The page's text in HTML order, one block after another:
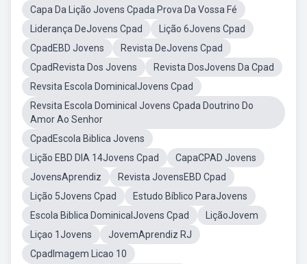
Capa Da Lição Jovens Cpada Prova Da Vossa Fé
Liderança DeJovens Cpad
Lição 6Jovens Cpad
CpadEBD Jovens
Revista DeJovens Cpad
CpadRevista Dos Jovens
Revista DosJovens Da Cpad
Revsita Escola DominicalJovens Cpad
Revsita Escola Dominical Jovens Cpada Doutrino Do
Amor Ao Senhor
CpadEscola Biblica Jovens
Lição EBD DIA 14Jovens Cpad
CapaCPAD Jovens
JovensAprendiz
Revista JovensEBD Cpad
Lição 5Jovens Cpad
Estudo Bíblico ParaJovens
Escola Biblica DominicalJovens Cpad
LiçãoJovem
Liçao 1Jovens
JovemAprendiz RJ
CpadImagem Licao 10